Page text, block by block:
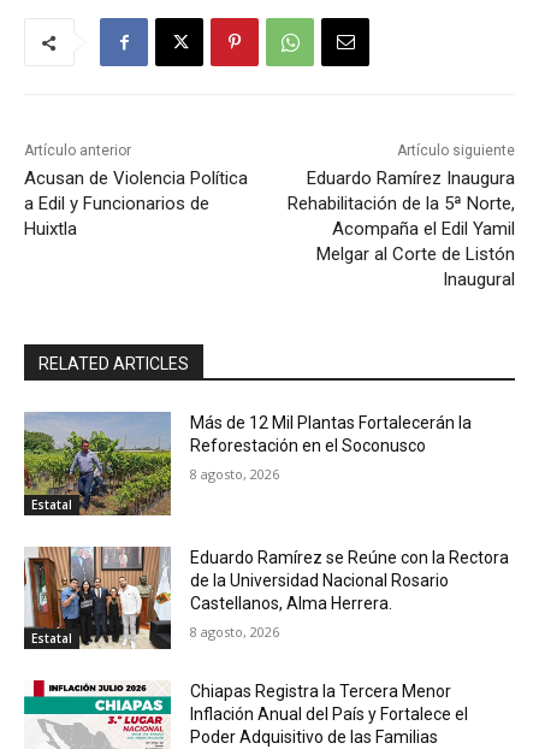
Artículo anterior
Acusan de Violencia Política
a Edil y Funcionarios de
Huixtla
Artículo siguiente
Eduardo Ramírez Inaugura
Rehabilitación de la 5ª Norte,
Acompaña el Edil Yamil
Melgar al Corte de Listón
Inaugural
RELATED ARTICLES
Estatal
Más de 12 Mil Plantas Fortalecerán la
Reforestación en el Soconusco
8 agosto, 2026
Estatal
Eduardo Ramírez se Reúne con la Rectora
de la Universidad Nacional Rosario
Castellanos, Alma Herrera.
8 agosto, 2026
Chiapas Registra la Tercera Menor
Inflación Anual del País y Fortalece el
Poder Adquisitivo de las Familias